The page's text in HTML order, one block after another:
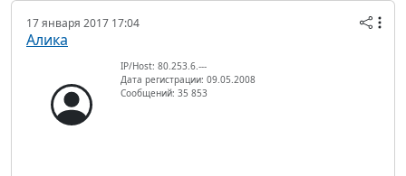
17 января 2017 17:04
Алика
IP/Host: 80.253.6.---
Дата регистрации: 09.05.2008
Сообщений: 35 853